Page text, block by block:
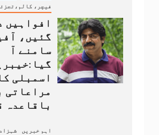
فیچر،
افواہیں
گئیں،
سامنے آ
اسمبلی
مراعاتی
باقاعدہ
اہم خبریں